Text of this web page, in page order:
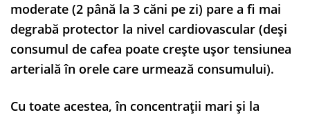
moderate (2 până la 3 căni pe zi) pare a fi mai
degrabă protector la nivel cardiovascular (deși
consumul de cafea poate crește ușor tensiunea
arterială în orele care urmează consumului).
Cu toate acestea, în concentrații mari și la